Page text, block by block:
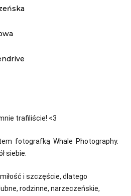
trafiliście! <3
fotografką Whale Photography.
siebie.
i szczęście, dlatego
rodzinne, narzeczeńskie,